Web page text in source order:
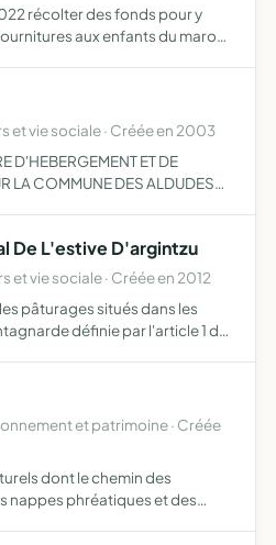
récolter des fonds pour y
aux enfants du maroc
et vie sociale · Créée en 2003
D'HEBERGEMENT ET DE
LA COMMUNE DES ALDUDES
De L'estive D'argintzu
et vie sociale · Créée en 2012
pâturages situés dans les
définie par l'article 1 de
et patrimoine · Créée
dont le chemin des
nappes phréatiques et des